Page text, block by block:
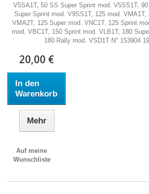
V5SA1T, 50 SS Super Sprint mod. V5SS1T,
Super Sprint mod. V9SS1T, 125 mod. VMA1T,
VMA2T, 125 Super mod. VNC1T, 125 Sprint
mod. VBC1T, 150 Sprint mod. VLB1T, 180
180 Rally mod. VSD1T N° 153904
20,00 €
In den
Warenkorb
Mehr
Auf meine
Wunschliste